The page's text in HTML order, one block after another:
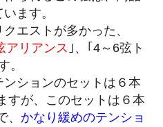
ます。
エストが多かった、
アリアンス ｣、｢4～6弦ト
。
ションのセットは６本
すが、このセットは６本
、 かなり緩めのテンショ